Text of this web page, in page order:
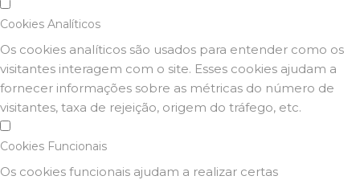
Cookies Analíticos
Os cookies analíticos são usados para entender como os
visitantes interagem com o site. Esses cookies ajudam a
fornecer informações sobre as métricas do número de
visitantes, taxa de rejeição, origem do tráfego, etc.
Cookies Funcionais
Os cookies funcionais ajudam a realizar certas